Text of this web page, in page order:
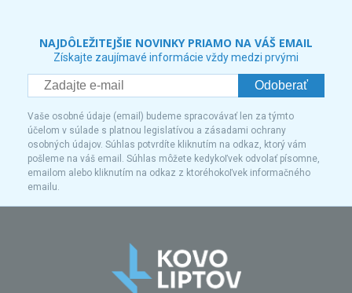
NAJDÔLEŽITEJŠIE NOVINKY PRIAMO NA VÁŠ EMAIL
Získajte zaujímavé informácie vždy medzi prvými
Odoberať
Vaše osobné údaje (email) budeme spracovávať len za týmto
účelom v súlade s platnou legislatívou a zásadami ochrany
osobných údajov. Súhlas potvrdíte kliknutím na odkaz, ktorý vám
pošleme na váš email. Súhlas môžete kedykoľvek odvolať písomne,
emailom alebo kliknutím na odkaz z ktoréhokoľvek informačného
emailu.